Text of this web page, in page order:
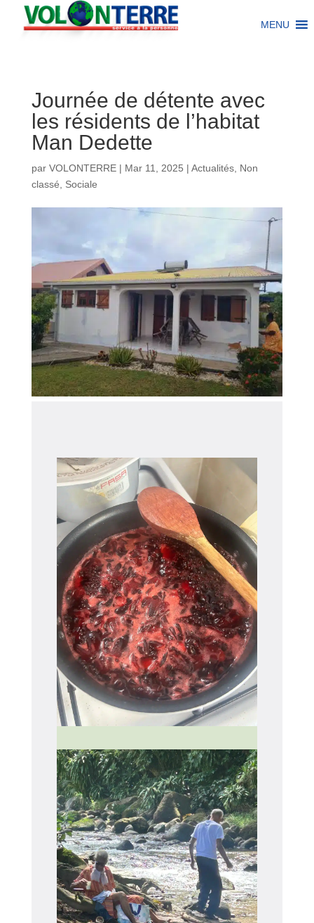
MENU
Journée de détente avec
les résidents de l’habitat
Man Dedette
par VOLONTERRE| Mar 11, 2025 | Actualités, Non
classé
Sociale